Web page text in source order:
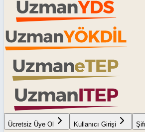
Ücretsiz Üye Ol Kullanıcı Girişi